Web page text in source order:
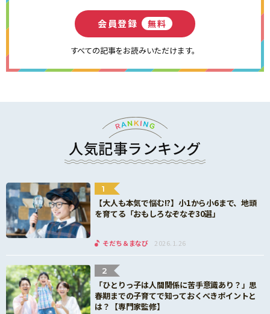
会員登録 無料
すべての記事をお読みいただけます。
人気記事ランキング
1
【大人も本気で悩む!?】小1から小6まで、地頭
を育てる「おもしろなぞなぞ30選」
そだち＆まなび 2026.1.26
2
「ひとりっ子は人間関係に苦手意識あり？」思
春期までの子育てで知っておくべきポイントと
は？【専門家監修】